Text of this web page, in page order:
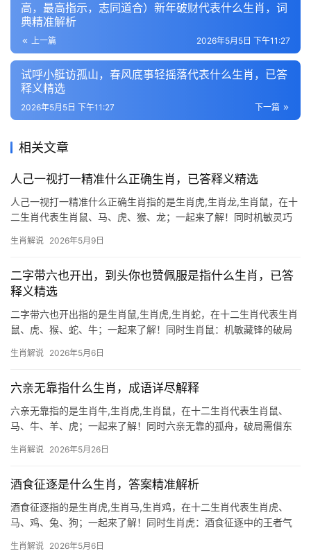
高，最高指示，志同道合）新年破财代表什么生肖，词
典精准解析
上一篇 2026年5月5日 下午11:27
试呼小艇访孤山，春风底事轻摇落代表什么生肖，已答
释义精选
下一篇
2026年5月5日 下午11:27
相关文章
人己一视打一精准什么正确生肖，已答释义精选
人己一视打一精准什么正确生肖指的是生肖虎,生肖龙,生肖鼠，在十
二生肖代表生肖鼠、马、虎、猴、龙；一起来了解！同时机敏灵巧
二生肖中极为难得，2026年对属鼠者而言吉凶并存，下半年“天解”
生肖解说 2026年5月9日
二字带六也开出，到头你也赞佩服是指什么生肖，已答
释义精选
二字带六也开出指的是生肖鼠,生肖虎,生肖蛇，在十二生肖代表生肖
鼠、虎、猴、蛇、牛；一起来了解！同时生肖鼠：机敏藏锋的破局
笔）。生肖鼠2026年逢「子午冲」，事业易遭打压，项目被抢时需
生肖解说 2026年5月6日
六亲无靠指什么生肖，成语详尽解释
六亲无靠指的是生肖牛,生肖虎,生肖鼠，在十二生肖代表生肖鼠、
马、牛、羊、虎；一起来了解！同时六亲无靠的孤舟，破局需借东
亲属缘薄，2026年对属鼠者尤为关键，下半年恐逢“驿马星”动荡，
生肖解说 2026年5月26日
酒食征逐是什么生肖，答案精准解析
酒食征逐指的是生肖虎,生肖马,生肖鸡，在十二生肖代表生肖虎、
马、鸡、兔、狗；一起来了解！同时生肖虎：酒食征逐中的王者气
生肖解说 2026年5月6日